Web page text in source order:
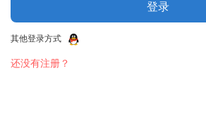
登录
其他登录方式
还没有注册？